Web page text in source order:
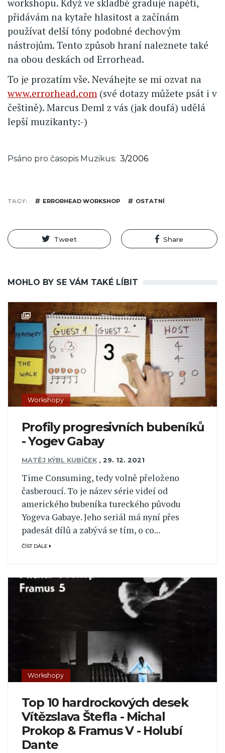
workshopu. Když ve skladbě graduje napětí,
přidávám na kytaře hlasitost a začínám
používat delší tóny podobné dechovým
nástrojům. Tento způsob hraní naleznete také
na obou deskách od Errorhead.
To je prozatím vše. Neváhejte se mi ozvat na
www.errorhead.com (své dotazy můžete psát i v
češtině). Marcus Deml z vás (jak doufá) udělá
lepší muzikanty:-)
Psáno pro časopis Muzikus 3/2006
TAGY ERRORHEAD WORKSHOP OSTATNÍ
Tweet Share
MOHLO BY SE VÁM TAKÉ LÍBIT
Workshopy
Profily progresivních bubeníků
- Yogev Gabay
MATĚJ KÝBL KUBÍČEK , 29. 12. 2021
Time Consuming, tedy volně přeloženo
časberoucí. To je název série videí od
amerického bubeníka tureckého původu
Yogeva Gabaye. Jeho seriál má nyní přes
padesát dílů a zabývá se tím, o co...
ČÍST DÁLE
Workshopy
Top 10 hardrockových desek
Vítězslava Štefla - Michal
Prokop & Framus V - Holubí
Dante